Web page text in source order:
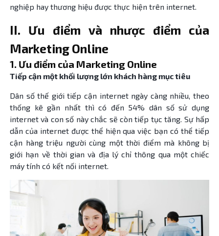
nghiệp hay thương hiệu được thực hiện trên internet.
II. Ưu điểm và nhược điểm của
Marketing Online
1. Ưu điểm của Marketing Online
Tiếp cận một khối lượng lớn khách hàng mục tiêu
Dân số thế giới tiếp cận internet ngày càng nhiều, theo
thống kê gần nhất thì có đến 54% dân số sử dụng
internet và con số này chắc sẽ còn tiếp tục tăng. Sự hấp
dẫn của internet được thể hiện qua việc bạn có thể tiếp
cận hàng triệu người cùng một thời điểm mà không bị
giới hạn về thời gian và địa lý chỉ thông qua một chiếc
máy tính có kết nối internet.